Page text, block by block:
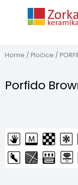
Home / Pločice /
Porfido